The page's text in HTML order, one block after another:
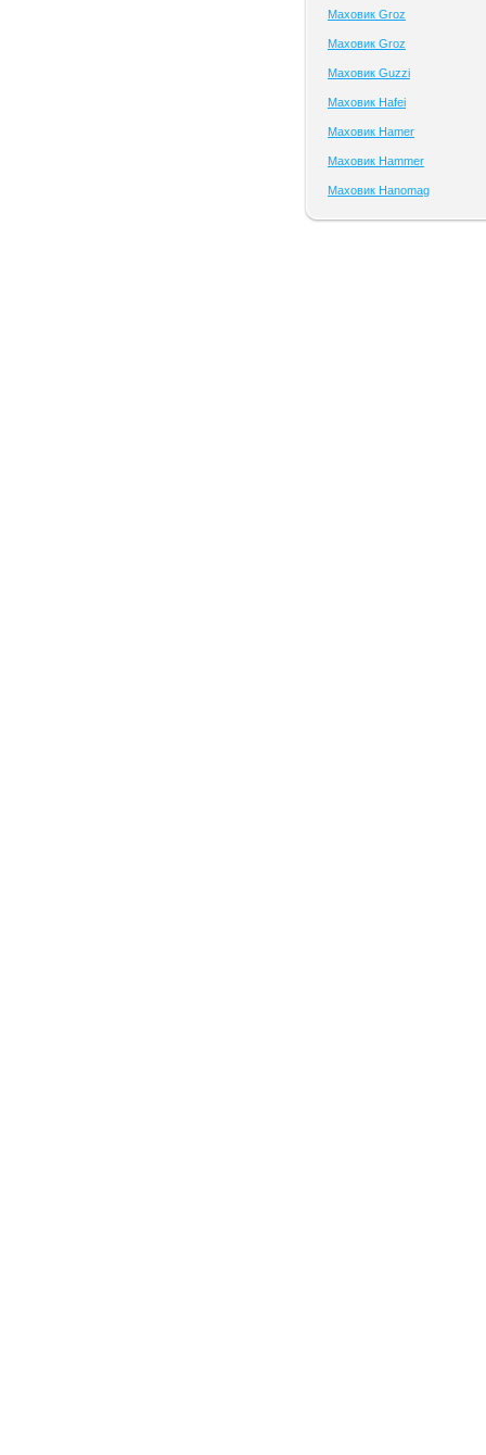
Маховик Groz
Маховик Groz
Маховик Guzzi
Маховик Hafei
Маховик Hamer
Маховик Hammer
Маховик Hanomag